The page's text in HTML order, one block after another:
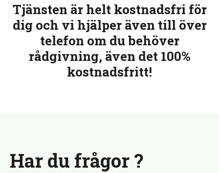
Tjänsten är helt kostnadsfri för
dig och vi hjälper även till över
telefon om du behöver
rådgivning, även det 100%
kostnadsfritt!
Har du frågor ?